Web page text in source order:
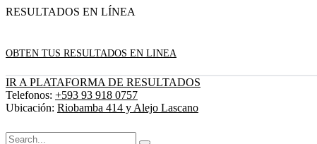
RESULTADOS EN LÍNEA
OBTEN TUS RESULTADOS EN LINEA
IR A PLATAFORMA DE RESULTADOS
Telefonos: +593 93 918 0757
Ubicación: Riobamba 414 y Alejo Lascano